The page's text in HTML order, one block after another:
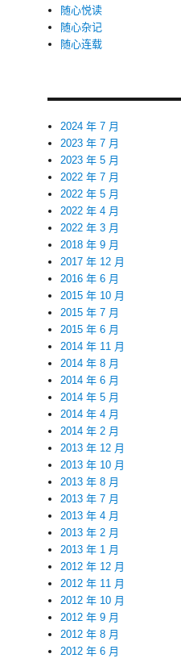
随心悦读
随心杂记
随心连载
2024 年 7 月
2023 年 7 月
2023 年 5 月
2022 年 7 月
2022 年 5 月
2022 年 4 月
2022 年 3 月
2018 年 9 月
2017 年 12 月
2016 年 6 月
2015 年 10 月
2015 年 7 月
2015 年 6 月
2014 年 11 月
2014 年 8 月
2014 年 6 月
2014 年 5 月
2014 年 4 月
2014 年 2 月
2013 年 12 月
2013 年 10 月
2013 年 8 月
2013 年 7 月
2013 年 4 月
2013 年 2 月
2013 年 1 月
2012 年 12 月
2012 年 11 月
2012 年 10 月
2012 年 9 月
2012 年 8 月
2012 年 6 月